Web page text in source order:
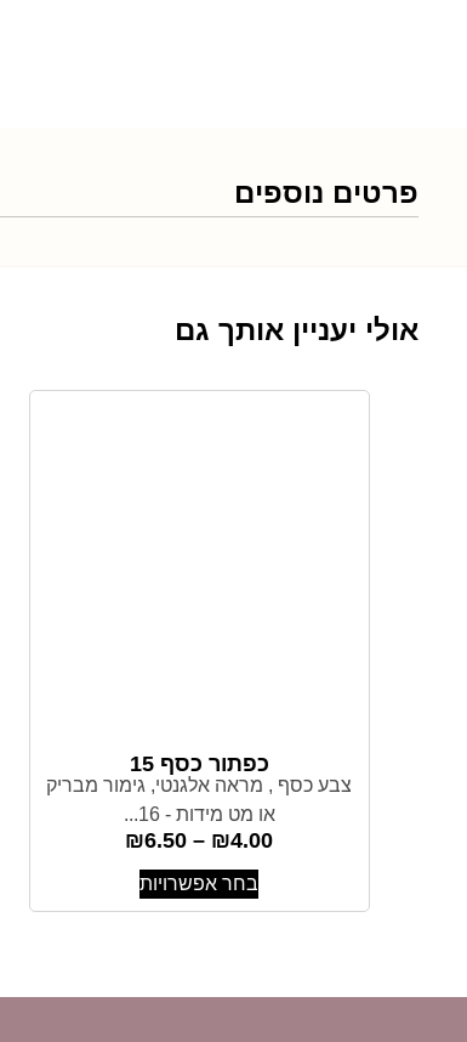
פרטים נוספים
אולי יעניין אותך גם
כפתור כסף 15
צבע כסף , מראה אלגנטי, גימור מבריק
או מט מידות - 16...
₪4.00
–
₪6.50
בחר אפשרויות